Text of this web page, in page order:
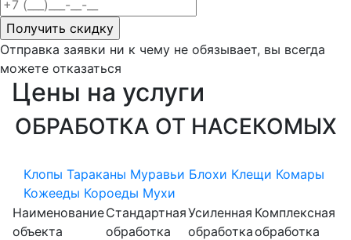
Отправка заявки ни к чему не обязывает, вы всегда
можете отказаться
Цены на услуги
ОБРАБОТКА ОТ НАСЕКОМЫХ
Клопы Тараканы Муравьи Блохи Клещи Комары
Кожееды Короеды Мухи
Наименование
объекта
Стандартная
обработка
Усиленная
обработка
Комплексная
обработка